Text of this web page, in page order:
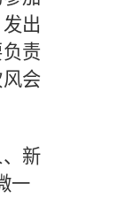
出
责
会
新
一